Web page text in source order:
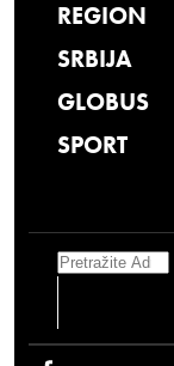
REGION
SRBIJA
GLOBUS
SPORT
Search